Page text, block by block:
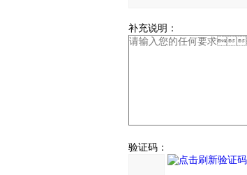
补充说明：
验证码：